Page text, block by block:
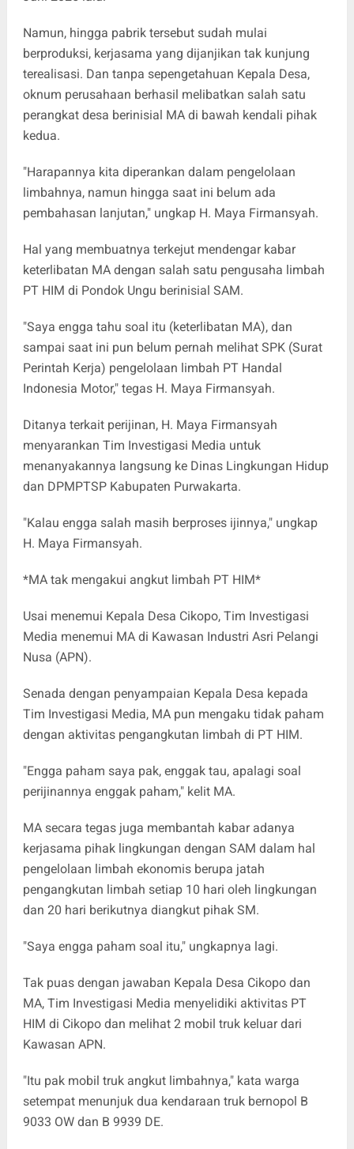
Namun, hingga pabrik tersebut sudah mulai
berproduksi, kerjasama yang dijanjikan tak kunjung
terealisasi. Dan tanpa sepengetahuan Kepala Desa,
oknum perusahaan berhasil melibatkan salah satu
perangkat desa berinisial MA di bawah kendali pihak
kedua.
"Harapannya kita diperankan dalam pengelolaan
limbahnya, namun hingga saat ini belum ada
pembahasan lanjutan," ungkap H. Maya Firmansyah.
Hal yang membuatnya terkejut mendengar kabar
keterlibatan MA dengan salah satu pengusaha limbah
PT HIM di Pondok Ungu berinisial SAM.
"Saya engga tahu soal itu (keterlibatan MA), dan
sampai saat ini pun belum pernah melihat SPK (Surat
Perintah Kerja) pengelolaan limbah PT Handal
Indonesia Motor," tegas H. Maya Firmansyah.
Ditanya terkait perijinan, H. Maya Firmansyah
menyarankan Tim Investigasi Media untuk
menanyakannya langsung ke Dinas Lingkungan Hidup
dan DPMPTSP Kabupaten Purwakarta.
"Kalau engga salah masih berproses ijinnya," ungkap
H. Maya Firmansyah.
*MA tak mengakui angkut limbah PT HIM*
Usai menemui Kepala Desa Cikopo, Tim Investigasi
Media menemui MA di Kawasan Industri Asri Pelangi
Nusa (APN).
Senada dengan penyampaian Kepala Desa kepada
Tim Investigasi Media, MA pun mengaku tidak paham
dengan aktivitas pengangkutan limbah di PT HIM.
"Engga paham saya pak, enggak tau, apalagi soal
perijinannya enggak paham," kelit MA.
MA secara tegas juga membantah kabar adanya
kerjasama pihak lingkungan dengan SAM dalam hal
pengelolaan limbah ekonomis berupa jatah
pengangkutan limbah setiap 10 hari oleh lingkungan
dan 20 hari berikutnya diangkut pihak SM.
"Saya engga paham soal itu," ungkapnya lagi.
Tak puas dengan jawaban Kepala Desa Cikopo dan
MA, Tim Investigasi Media menyelidiki aktivitas PT
HIM di Cikopo dan melihat 2 mobil truk keluar dari
Kawasan APN.
"Itu pak mobil truk angkut limbahnya," kata warga
setempat menunjuk dua kendaraan truk bernopol B
9033 OW dan B 9939 DE.